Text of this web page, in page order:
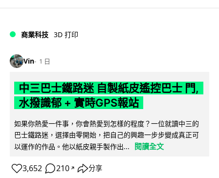
商業科技 3D 打印
Vin 1 日
中三巴士鐵路迷 自製紙皮遙控巴士 門,
水撥識郁 + 實時GPS報站
如果你熱愛一件事，你會熱愛到怎樣的程度？一位就讀中三的
巴士鐵路迷，選擇由零開始，把自己的興趣一步步變成真正可
以運作的作品。他以紙皮親手製作出...
閱讀全文
3,652 210 ↗ 分享